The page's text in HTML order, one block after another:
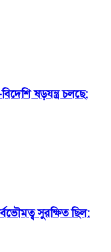
ষড়যন্ত্র চলছে:
সুরক্ষিত ছিল: